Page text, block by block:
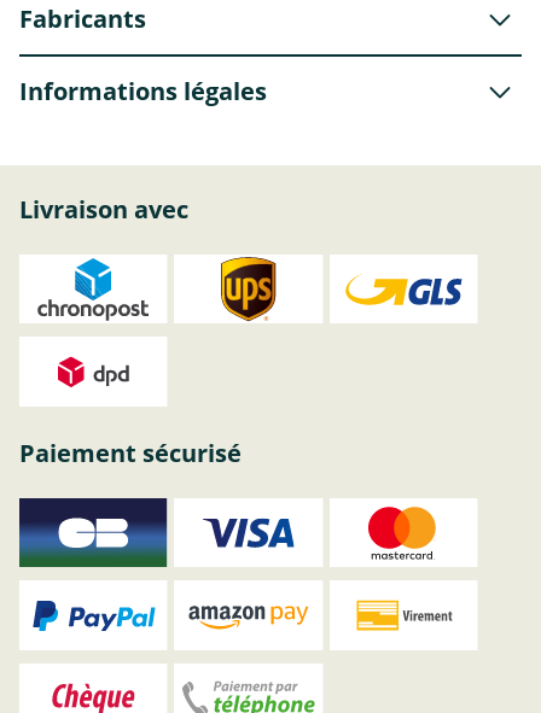
Fabricants
Informations légales
Livraison avec
Paiement sécurisé